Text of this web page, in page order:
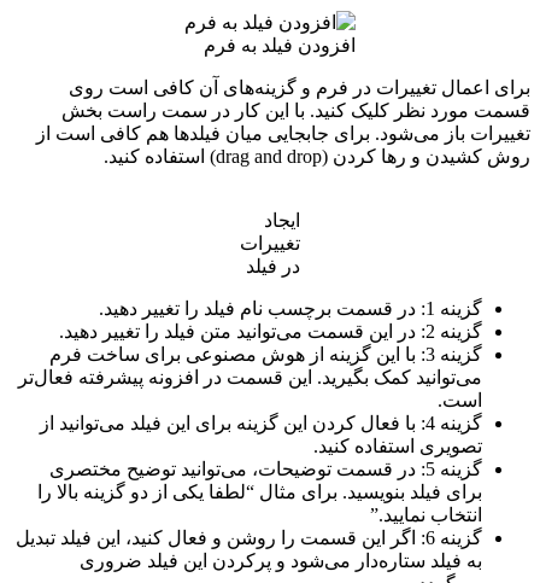
افزودن فیلد به فرم
برای اعمال تغییرات در فرم و گزینه‌های آن کافی است روی
قسمت مورد نظر کلیک کنید. با این کار در سمت راست بخش
تغییرات باز می‌شود. برای جابجایی میان فیلدها هم کافی است از
روش کشیدن و رها کردن (drag and drop) استفاده کنید.
ایجاد
تغییرات
در فیلد
گزینه 1: در قسمت برچسب نام فیلد را تغییر دهید.
گزینه 2: در این قسمت می‌توانید متن فیلد را تغییر دهید.
گزینه 3: با این گزینه از هوش مصنوعی برای ساخت فرم
می‌توانید کمک بگیرید. این قسمت در افزونه پیشرفته فعال‌تر
است.
گزینه 4: با فعال کردن این گزینه برای این فیلد می‌توانید از
تصویری استفاده کنید.
گزینه 5: در قسمت توضیحات، می‌توانید توضیح مختصری
برای فیلد بنویسید. برای مثال “لطفا یکی از دو گزینه بالا را
انتخاب نمایید.”
گزینه 6: اگر این قسمت را روشن و فعال کنید، این فیلد تبدیل
به فیلد ستاره‌دار می‌شود و پرکردن این فیلد ضروری